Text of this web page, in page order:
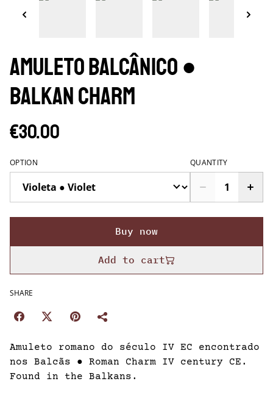
Amuleto Balcânico ●
Balkan Charm
€30.00
OPTION QUANTITY
Buy now
Add to cart
SHARE
Amuleto romano do século IV EC encontrado
nos Balcãs ● Roman Charm IV century CE.
Found in the Balkans.